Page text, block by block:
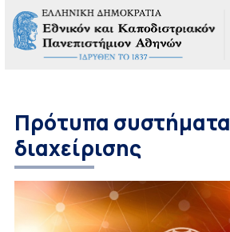
Πρότυπα συστήματα
διαχείρισης